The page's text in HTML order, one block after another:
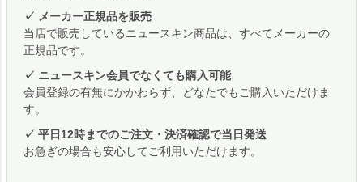
✓ メーカー正規品を販売
当店で販売しているニュースキン商品は、すべてメーカーの
正規品です。
✓ ニュースキン会員でなくても購入可能
会員登録の有無にかかわらず、どなたでもご購入いただけま
す。
✓ 平日12時までのご注文・決済確認で当日発送
お急ぎの場合も安心してご利用いただけます。